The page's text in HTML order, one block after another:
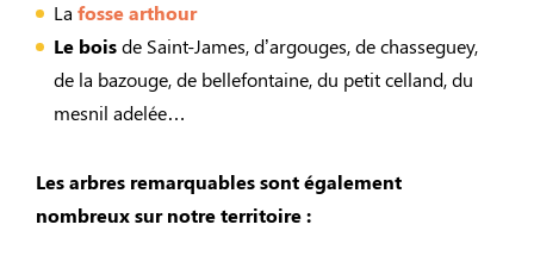
La fosse arthour
Le boisde Saint-James, d’argouges, de chasseguey,
de la bazouge, de bellefontaine, du petit celland, du
mesnil adelée…
Les arbres remarquables sont également
nombreux sur notre territoire :